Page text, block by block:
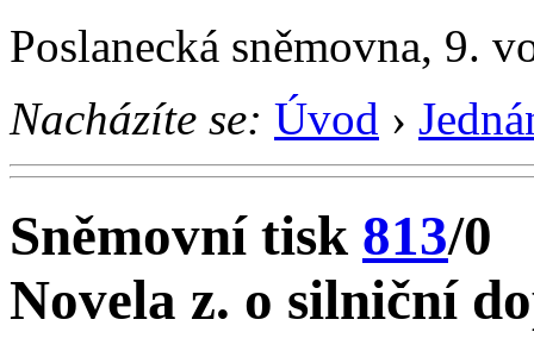
Poslanecká sněmovna, 9.
Nacházíte se: Úvod ›
Sněmovní tisk 813/0
Novela z. o silniční